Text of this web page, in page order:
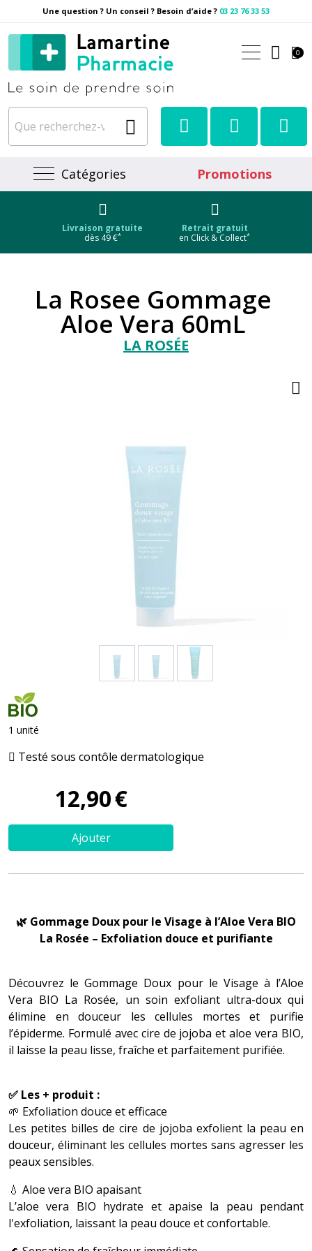
Une question ? Un conseil ? Besoin d’aide ? 03 23 76 33 53
Pharmacie Lamartine
0
Catégories Promotions
Livraison gratuite
dès 49 €*
Retrait gratuit
en Click & Collect*
La Rosee Gommage
Aloe Vera 60mL
LA ROSÉE
1 unité
Testé sous contôle dermatologique
12,90€
Ajouter
🌿 Gommage Doux pour le Visage à l’Aloe Vera BIO
La Rosée – Exfoliation douce et purifiante
Découvrez le Gommage Doux pour le Visage à l’Aloe
Vera BIO La Rosée, un soin exfoliant ultra-doux qui
élimine en douceur les cellules mortes et purifie
l’épiderme. Formulé avec cire de jojoba et aloe vera BIO,
il laisse la peau lisse, fraîche et parfaitement purifiée.
✅ Les + produit :
🌱 Exfoliation douce et efficace
Les petites billes de cire de jojoba exfolient la peau en
douceur, éliminant les cellules mortes sans agresser les
peaux sensibles.
💧 Aloe vera BIO apaisant
L’aloe vera BIO hydrate et apaise la peau pendant
l'exfoliation, laissant la peau douce et confortable.